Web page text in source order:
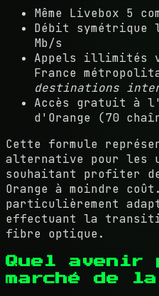
Même Livebox 5
Débit symétrique
Mb/s
Appels illimités
France
destinations
Accès gratuit à
d'Orange (70
Cette formule
alternative pour les
souhaitant profiter
Orange à moindre
particulièrement
effectuant la
fibre optique.
Quel avenir
marché de